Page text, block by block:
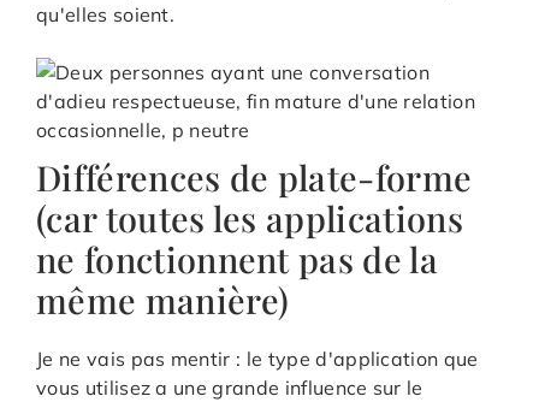
qu'elles soient.
Différences de plate-forme
(car toutes les applications
ne fonctionnent pas de la
même manière)
Je ne vais pas mentir : le type d'application que
vous utilisez a une grande influence sur le